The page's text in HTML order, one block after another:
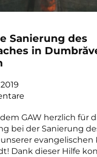
Sanierung des
in
GAW herzlich für
bei der Sanierung
evangelischen
Dank dieser Hilfe